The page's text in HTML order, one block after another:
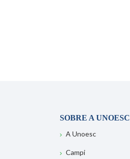
SOBRE A UNOESC
A Unoesc
Campi